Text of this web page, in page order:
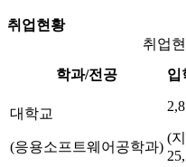
취업현황
취업
학과/전공
입
대학교
(응용소프트웨어공학과)
(